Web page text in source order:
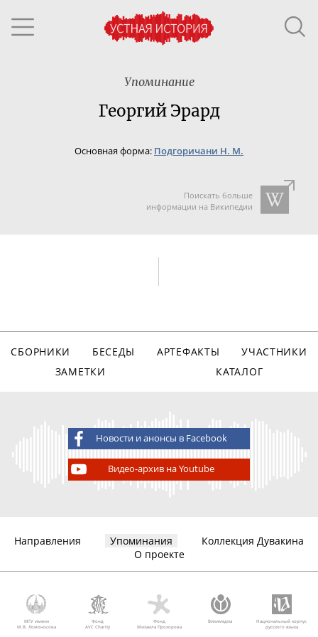
Упоминание
Георгий Эрард
Основная форма: Подгоричани Н. М.
Поискать больше
информации на Википедии
СБОРНИКИ БЕСЕДЫ АРТЕФАКТЫ
УЧАСТНИКИ
ЗАМЕТКИ
КАТАЛОГ
Новости и анонсы в Facebook
Видео-архив на Youtube
Направления Упоминания
Коллекция Дувакина
О проекте
МГУ имени
М.В. Ломоносова
Фонд
AVC Charity
Фонд
Михаила Прохорова
Викимедиа
Национальный корпус
русского языка